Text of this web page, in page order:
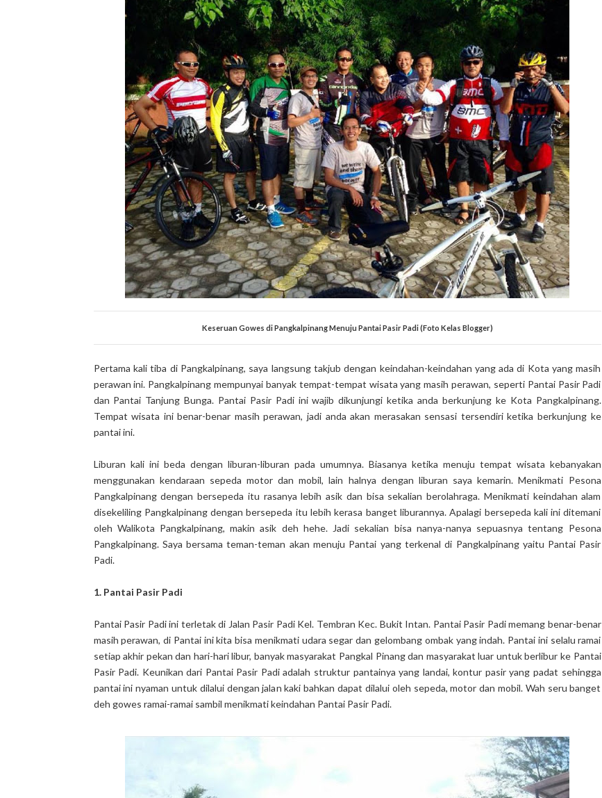
Keseruan Gowes di Pangkalpinang Menuju Pantai Pasir Padi (Foto Kelas Blogger)
Pertama kali tiba di Pangkalpinang, saya langsung takjub dengan keindahan-keindahan yang ada di Kota yang masih
perawan ini. Pangkalpinang mempunyai banyak tempat-tempat wisata yang masih perawan, seperti Pantai Pasir Padi
dan Pantai Tanjung Bunga. Pantai Pasir Padi ini wajib dikunjungi ketika anda berkunjung ke Kota Pangkalpinang.
Tempat wisata ini benar-benar masih perawan, jadi anda akan merasakan sensasi tersendiri ketika berkunjung ke
pantai ini.
Liburan kali ini beda dengan liburan-liburan pada umumnya. Biasanya ketika menuju tempat wisata kebanyakan
menggunakan kendaraan sepeda motor dan mobil, lain halnya dengan liburan saya kemarin. Menikmati Pesona
Pangkalpinang dengan bersepeda itu rasanya lebih asik dan bisa sekalian berolahraga. Menikmati keindahan alam
disekeliling Pangkalpinang dengan bersepeda itu lebih kerasa banget liburannya. Apalagi bersepeda kali ini ditemani
oleh Walikota Pangkalpinang, makin asik deh hehe. Jadi sekalian bisa nanya-nanya sepuasnya tentang Pesona
Pangkalpinang. Saya bersama teman-teman akan menuju Pantai yang terkenal di Pangkalpinang yaitu Pantai Pasir
Padi.
1. Pantai Pasir Padi
Pantai Pasir Padi ini terletak di Jalan Pasir Padi Kel. Tembran Kec. Bukit Intan. Pantai Pasir Padi memang benar-benar
masih perawan, di Pantai ini kita bisa menikmati udara segar dan gelombang ombak yang indah. Pantai ini selalu ramai
setiap akhir pekan dan hari-hari libur, banyak masyarakat Pangkal Pinang dan masyarakat luar untuk berlibur ke Pantai
Pasir Padi. Keunikan dari Pantai Pasir Padi adalah struktur pantainya yang landai, kontur pasir yang padat sehingga
pantai ini nyaman untuk dilalui dengan jalan kaki bahkan dapat dilalui oleh sepeda, motor dan mobil. Wah seru banget
deh gowes ramai-ramai sambil menikmati keindahan Pantai Pasir Padi.